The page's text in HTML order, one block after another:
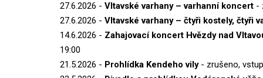
27.6.2026 - Vltavské varhany – varhanní koncert -
27.6.2026 - Vltavské varhany – čtyři kostely, čtyři
14.6.2026 - Zahajovací koncert Hvězdy nad
19:00
21.5.2026 - Prohlídka Kendeho vily- zrušeno,